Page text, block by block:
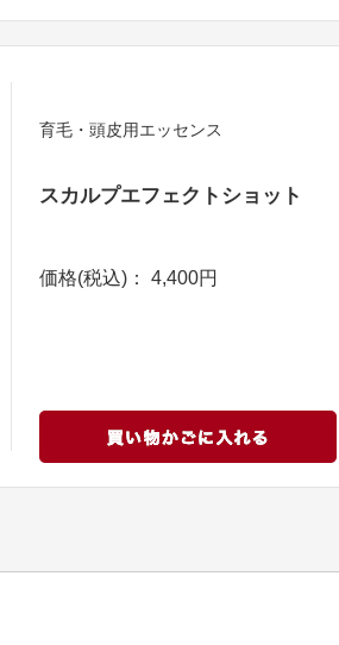
育毛・頭皮用エッセンス
スカルプエフェクトショット
価格(税込)： 4,400円